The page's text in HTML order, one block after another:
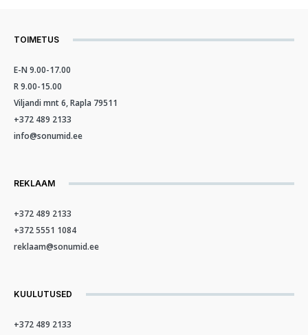
TOIMETUS
E-N 9.00-17.00
R 9.00-15.00
Viljandi mnt 6, Rapla 79511
+372 489 2133
info@sonumid.ee
REKLAAM
+372 489 2133
+372 5551 1084
reklaam@sonumid.ee
KUULUTUSED
+372 489 2133